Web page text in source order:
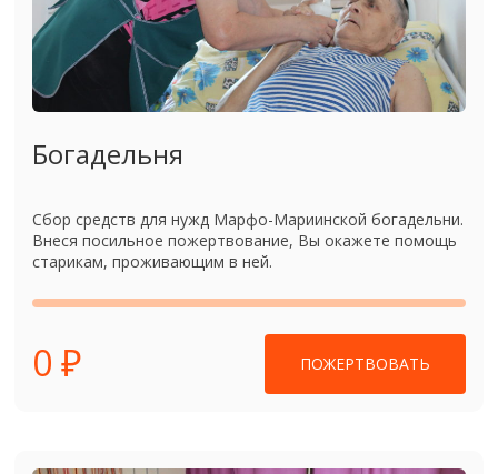
Богадельня
Сбор средств для нужд Марфо-Мариинской богадельни.
Внеся посильное пожертвование, Вы окажете помощь
старикам, проживающим в ней.
0 ₽ ПОЖЕРТВОВАТЬ